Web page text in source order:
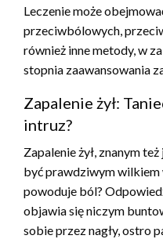
Leczenie może
przeciwbólowych,
również inne metody, w
stopnia zaawansowania
Zapalenie żył:
intruz?
Zapalenie żył, znanym
być prawdziwym wilkiem
powoduje ból?
objawia się niczym
sobie przez nagły, ostro